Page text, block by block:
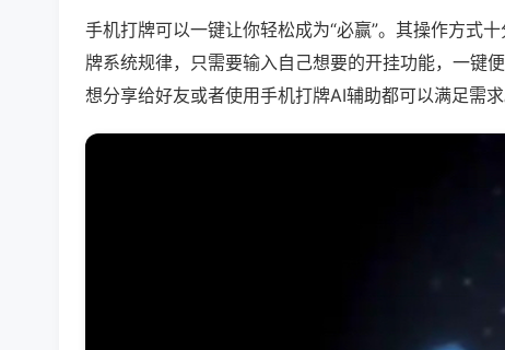
手机打牌可以一键让你轻松成为“必赢”。其操作方式
牌系统规律，只需要输入自己想要的开挂功能，一键
想分享给好友或者使用手机打牌AI辅助都可以满足需求